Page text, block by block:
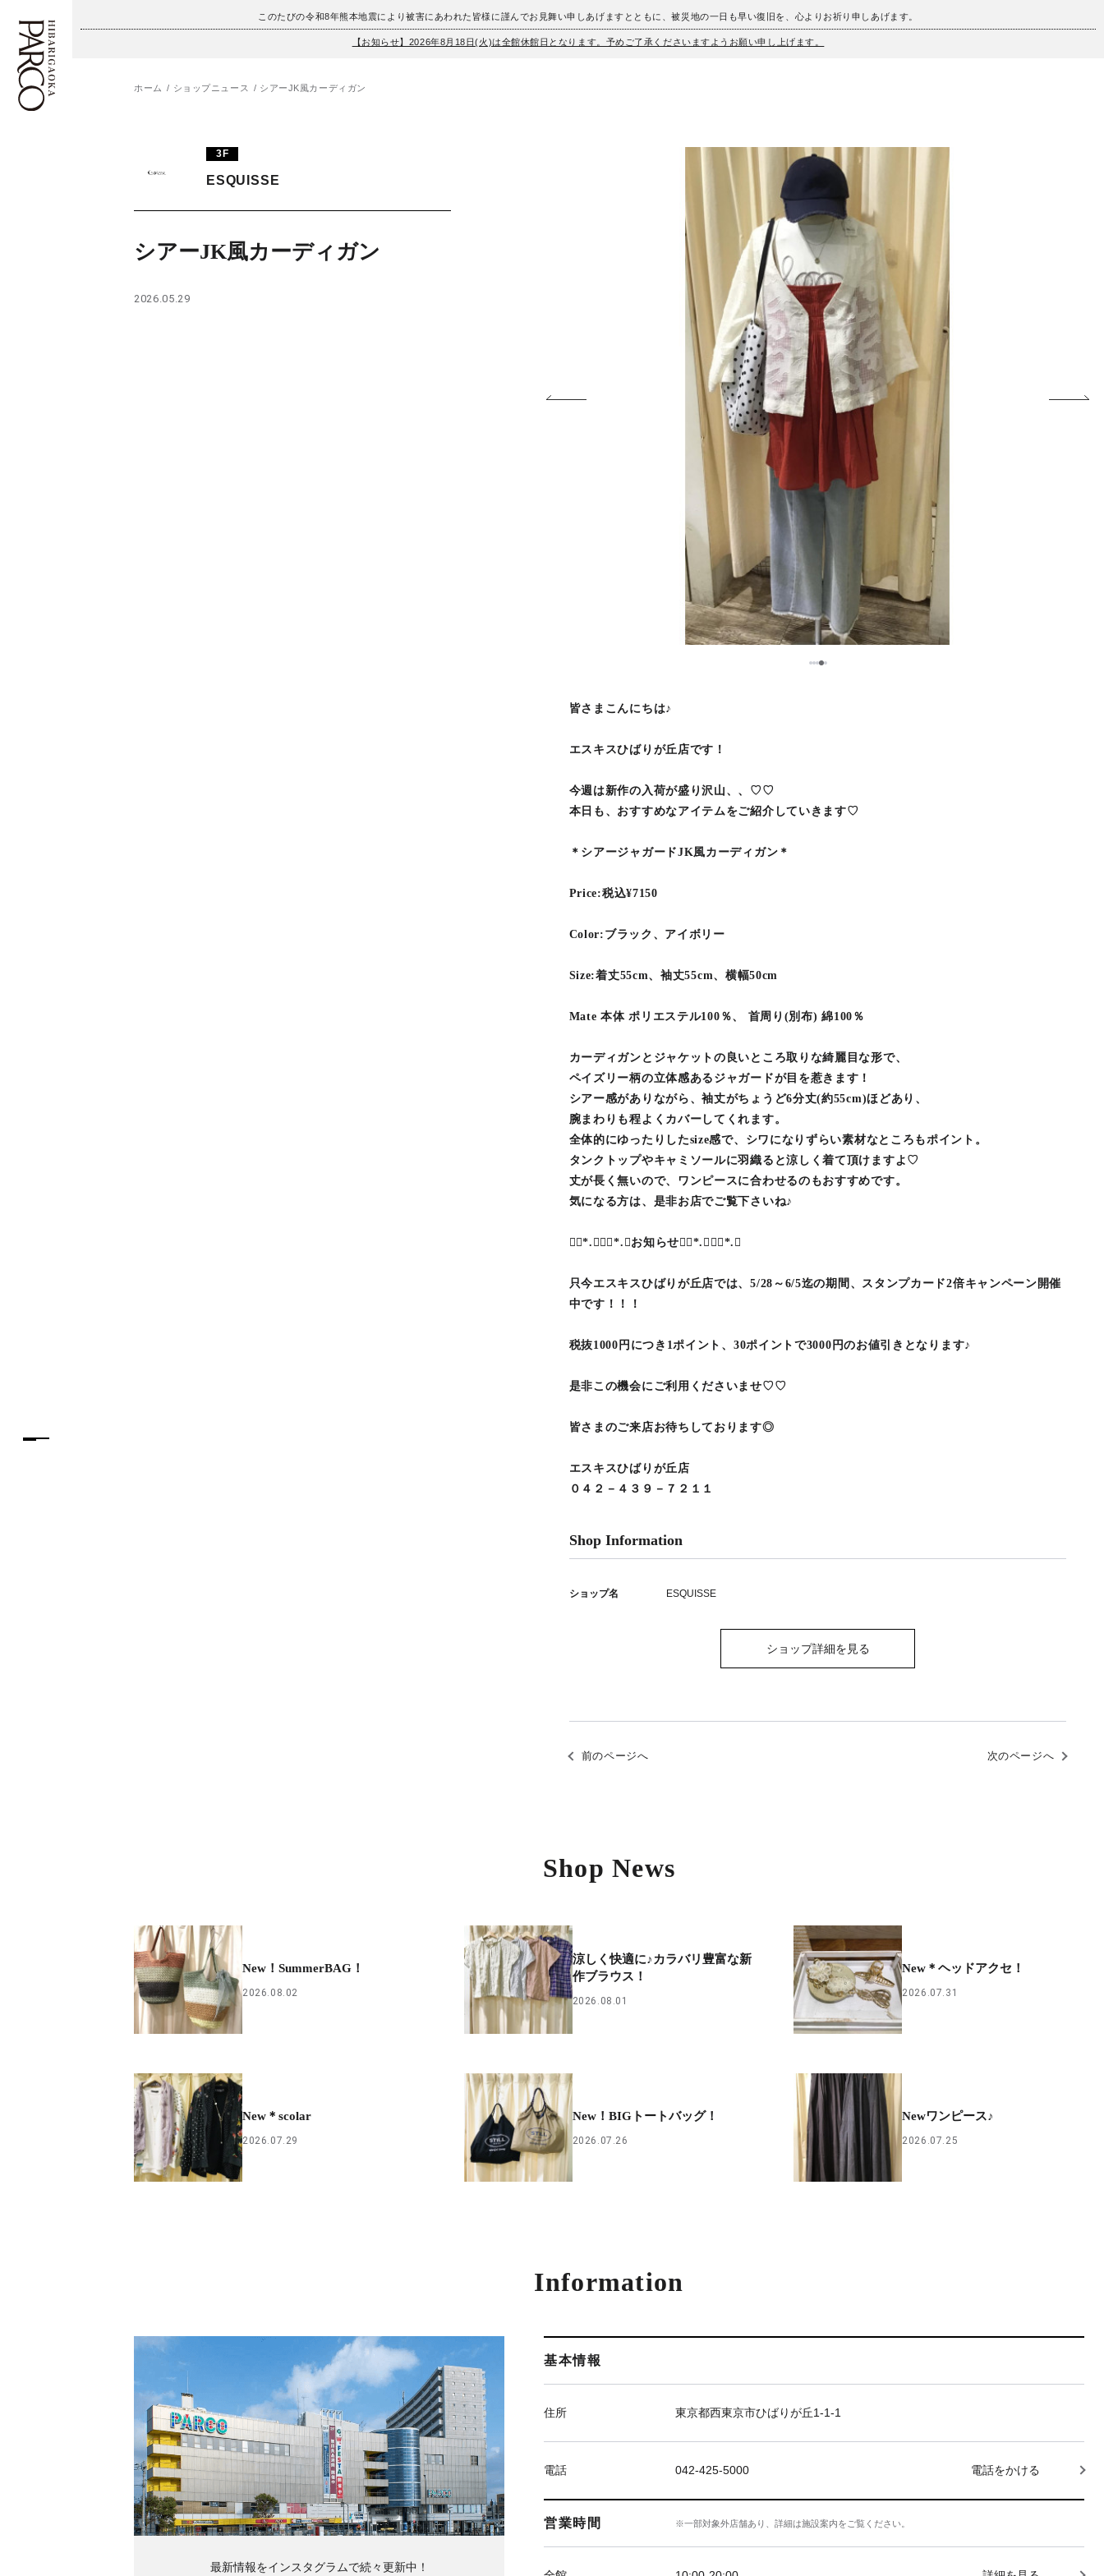
このたびの令和8年熊本地震により被害にあわれた皆様に謹んでお見舞い申しあげますとともに、被災地の一日も早い復旧を、心よりお祈り申しあげます。
【お知らせ】2026年8月18日(火)は全館休館日となります。予めご了承くださいますようお願い申し上げます。
施設案内・アクセス
ホーム ショップニュース シアーJK風カーディガン
3F
ESQUISSE
シアーJK風カーディガン
2026.05.29
12345
皆さまこんにちは♪
エスキスひばりが丘店です︎︎︎！
今週は新作の入荷が盛り沢山、、♡♡
本日も、おすすめなアイテムをご紹介していきます♡
＊シアージャガードJK風カーディガン＊
Price:税込¥7150
Color:ブラック、アイボリー
Size:着丈55cm、袖丈55cm、横幅50cm
Mate 本体 ポリエステル100％、 首周り(別布) 綿100％
カーディガンとジャケットの良いところ取りな綺麗目な形で、
ペイズリー柄の立体感あるジャガードが目を惹きます！
シアー感がありながら、袖丈がちょうど6分丈(約55cm)ほどあり、
腕まわりも程よくカバーしてくれます。
全体的にゆったりしたsize感で、シワになりずらい素材なところもポイント。
タンクトップやキャミソールに羽織ると涼しく着て頂けますよ♡
丈が長く無いので、ワンピースに合わせるのもおすすめです。
気になる方は、是非お店でご覧下さいね♪
❁⃘*.ﾟ❁⃘*.ﾟお知らせ❁⃘*.ﾟ❁⃘*.ﾟ
只今エスキスひばりが丘店では、5/28～6/5迄の期間、スタンプカード2倍キャンペーン開催
中です！！！
税抜1000円につき1ポイント、30ポイントで3000円のお値引きとなります♪
是非この機会にご利用くださいませ♡♡
皆さまのご来店お待ちしております◎
エスキスひばりが丘店
０４２－４３９－７２１１
Shop Information
ショップ名 ESQUISSE
ショップ詳細を見る
前のページへ 次のページへ
Shop News
New！SummerBAG！
2026.08.02
涼しく快適に♪カラバリ豊富な新
作ブラウス！
2026.08.01
New＊ヘッドアクセ！
2026.07.31
New＊scolar
2026.07.29
New！BIGトートバッグ！
2026.07.26
Newワンピース♪
2026.07.25
Information
基本情報
住所 東京都西東京市ひばりが丘1-1-1
電話 042-425-5000 電話をかける
営業時間 ※一部対象外店舗あり、詳細は施設案内をご覧ください。
最新情報をインスタグラムで続々更新中！